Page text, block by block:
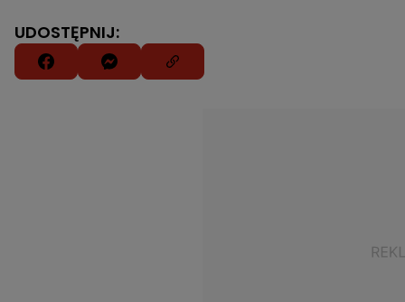
UDOSTĘPNIJ: